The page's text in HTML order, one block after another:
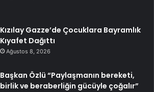
Kızılay Gazze’de Çocuklara Bayramlık
Kıyafet Dağıttı
Ağustos 8, 2026
Başkan Özlü “Paylaşmanın bereketi,
birlik ve beraberliğin gücüyle çoğalır”